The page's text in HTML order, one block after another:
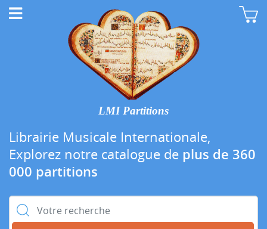
LMI Partitions
Librairie Musicale Internationale,
Explorez notre catalogue de plus de 360
000 partitions
Rechercher :